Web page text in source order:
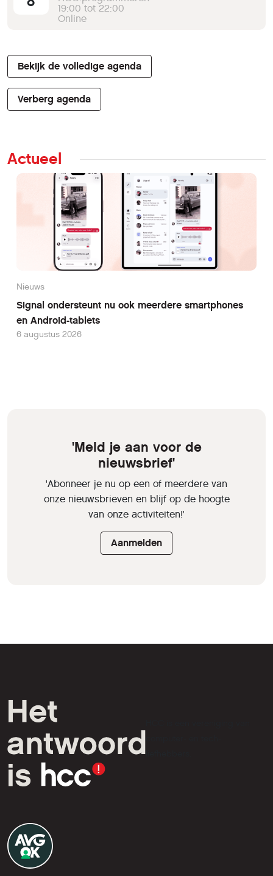
19:00 tot 22:00
Online
Bekijk de volledige agenda
Verberg agenda
Actueel
Nieuws
Signal ondersteunt nu ook meerdere smartphones
en Android-tablets
6 augustus 2026
'Meld je aan voor de
nieuwsbrief'
'Abonneer je nu op een of meerdere van
onze nieuwsbrieven en blijf op de hoogte
van onze activiteiten!'
Aanmelden
liefhebbers.